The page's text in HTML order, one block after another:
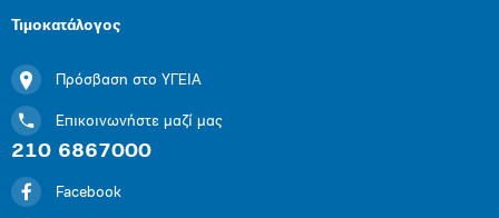
Τιμοκατάλογος
Πρόσβαση στο ΥΓΕΙΑ
Επικοινωνήστε μαζί μας
210 6867000
Facebook